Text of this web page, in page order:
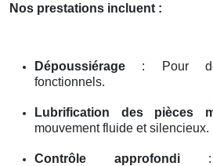
Nos prestations incluent :
Dépoussiérage : Pour
fonctionnels.
Lubrification des pièces
mouvement fluide et silencieux.
Contrôle approfondi :